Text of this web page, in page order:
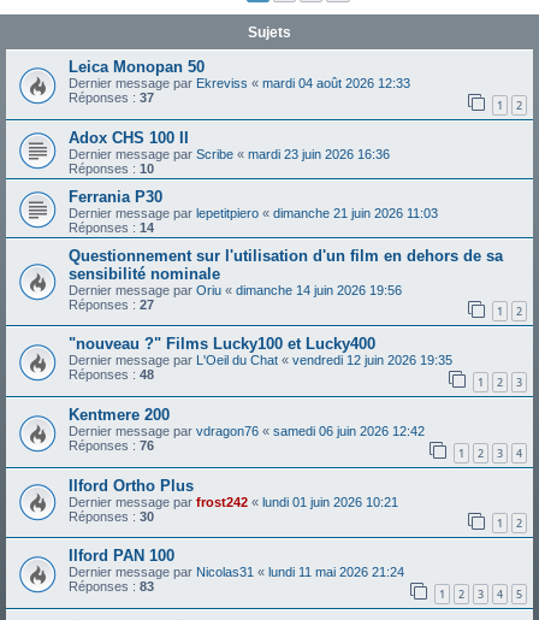
Sujets
Leica Monopan 50
Dernier message par Ekreviss « mardi 04 août 2026 12:33
Réponses : 37 1 2
Adox CHS 100 II
Dernier message par Scribe « mardi 23 juin 2026 16:36
Réponses : 10
Ferrania P30
Dernier message par lepetitpiero « dimanche 21 juin 2026 11:03
Réponses : 14
Questionnement sur l'utilisation d'un film en dehors de sa
sensibilité nominale
Dernier message par Oriu « dimanche 14 juin 2026 19:56
Réponses : 27 1 2
"nouveau ?" Films Lucky100 et Lucky400
Dernier message par L'Oeil du Chat « vendredi 12 juin 2026 19:35
Réponses : 48 1 2 3
Kentmere 200
Dernier message par vdragon76 « samedi 06 juin 2026 12:42
Réponses : 76 1 2 3 4
Ilford Ortho Plus
Dernier message par frost242 « lundi 01 juin 2026 10:21
Réponses : 30 1 2
Ilford PAN 100
Dernier message par Nicolas31 « lundi 11 mai 2026 21:24
Réponses : 83 1 2 3 4 5